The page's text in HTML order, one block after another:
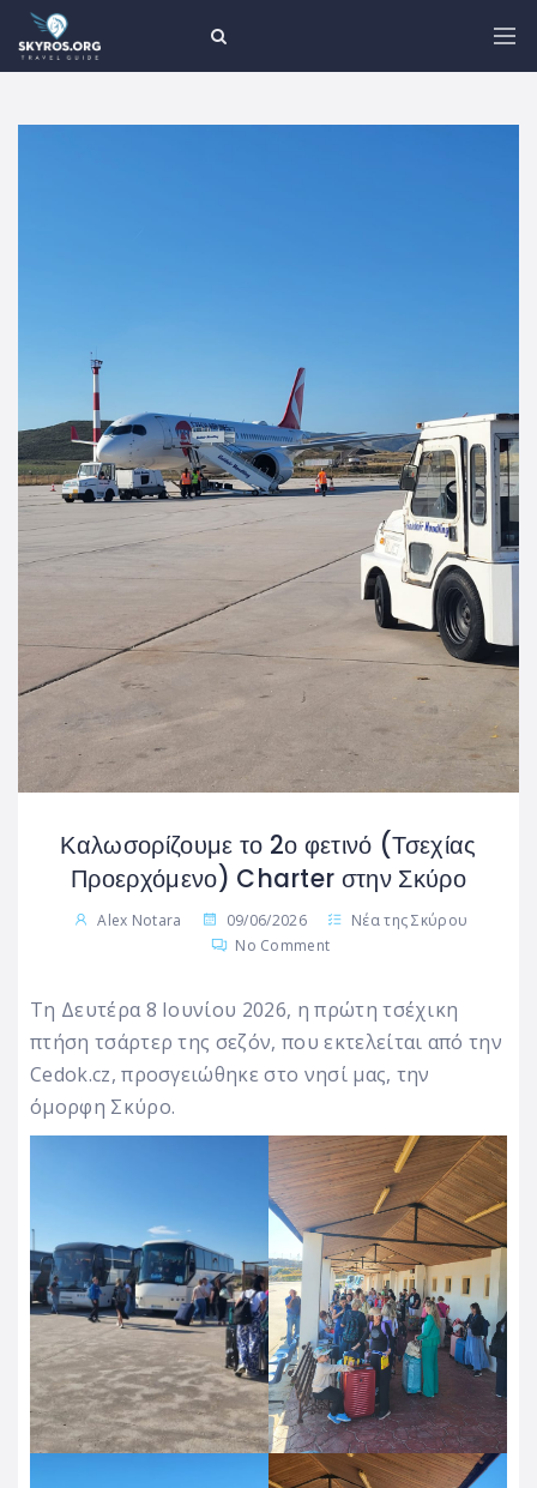
Καλωσορίζουμε το 2ο φετινό (Τσεχίας
Προερχόμενο) Charter στην Σκύρο
Alex Notara 09/06/2026
Νέα της Σκύρου
No Comment
Τη Δευτέρα 8 Ιουνίου 2026, η πρώτη τσέχικη
πτήση τσάρτερ της σεζόν, που εκτελείται από την
Cedok.cz, προσγειώθηκε στο νησί μας, την
όμορφη Σκύρο.